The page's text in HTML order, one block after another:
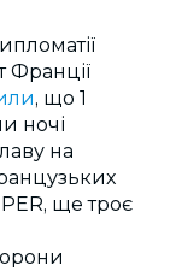
Франції
, що 1
ночі
на
ще троє